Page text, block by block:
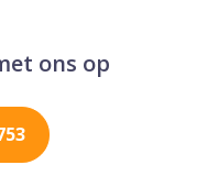
ons op